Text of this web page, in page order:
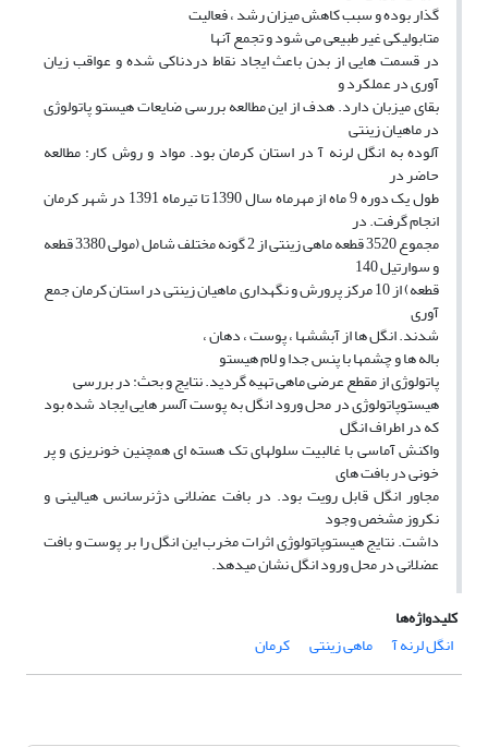
گذار بوده و سبب کاهش میزان رشد ، فعالیت
متابولیکی غیر طبیعی می شود و تجمع آنها
در قسمت هایی از بدن باعث ایجاد نقاط دردناکی شده و عواقب زیان
آوری در عملکرد و
بقای میزبان دارد. هدف از این مطالعه بررسی ضایعات هیستو پاتولوژی
در ماهیان زینتی
آلوده به انگل لرنه آ در استان کرمان بود. مواد و روش کار: مطالعه
حاضر در
طول یک دوره 9 ماه از مهرماه سال 1390 تا تیرماه 1391 در شهر کرمان
انجام گرفت. در
مجموع 3520 قطعه ماهی زینتی از 2 گونه مختلف شامل (مولی 3380 قطعه
و سوارتیل 140
قطعه) از 10 مرکز پرورش و نگهداری ماهیان زینتی در استان کرمان جمع
آوری
شدند. انگل ها از آبششها ، پوست ، دهان ،
باله ها و چشمها با پنس جدا و لام هیستو
پاتولوژی از مقطع عرضی ماهی تهیه گردید. نتایج و بحث: در بررسی
هیستوپاتولوژی در محل ورود انگل به پوست آلسر هایی ایجاد شده بود
که در اطراف انگل
واکنش آماسی با غالبیت سلولهای تک هسته ای همچنین خونریزی و پر
خونی در بافت های
مجاور انگل قابل رویت بود. در بافت عضلانی دژنرسانس هیالینی و
نکروز مشخص وجود
داشت. نتایج هیستوپاتولوژی اثرات مخرب این انگل را بر پوست و بافت
عضلانی در محل ورود انگل نشان میدهد.
کلیدواژه‌ها
انگل لرنه آ
ماهی زینتی کرمان